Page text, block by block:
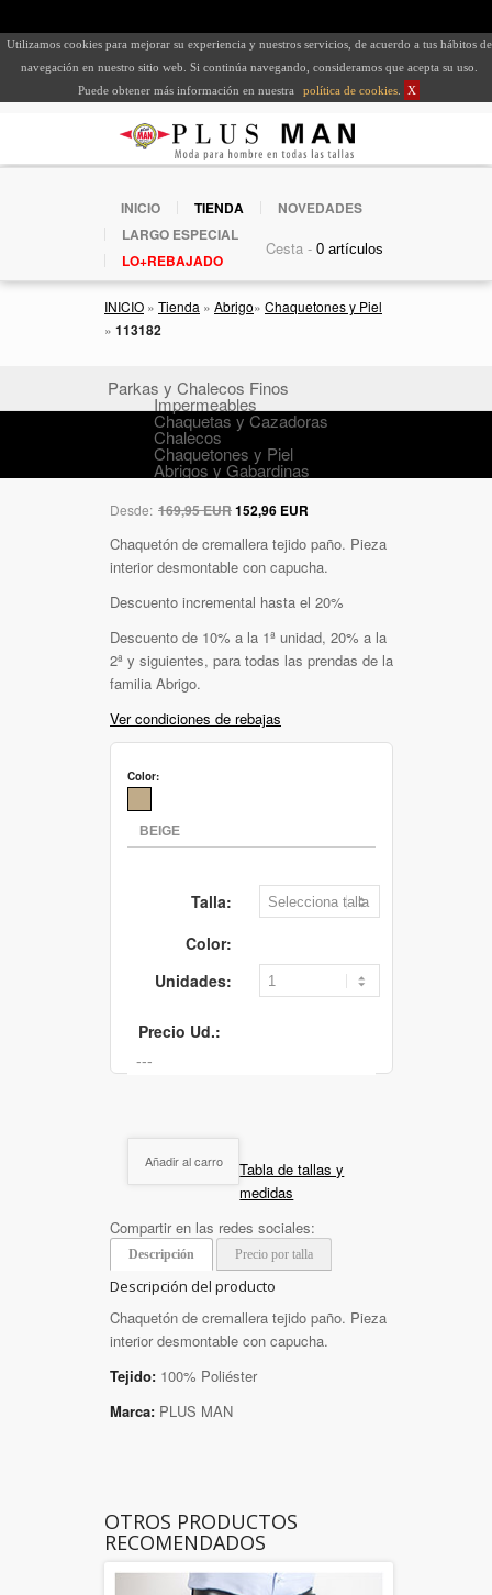
Utilizamos cookies para mejorar su experiencia y nuestros servicios, de acuerdo a tus hábitos de
navegación en nuestro sitio web. Si continúa navegando, consideramos que acepta su uso.
Puede obtener más información en nuestra
política de cookies X
INICIO TIENDA
NOVEDADES
LARGO ESPECIAL
LO+REBAJADO
Cesta -
INICIO » Tienda » Abrigo» Chaquetones y Piel
» 113182
Parkas y Chalecos Finos
Impermeables
Chaquetas y Cazadoras
Chalecos
Chaquetones y Piel
Abrigos y Gabardinas
Desde: 169,95 EUR152,96 EUR
Chaquetón de cremallera tejido paño. Pieza
interior desmontable con capucha.
Descuento incremental hasta el 20%
Descuento de 10% a la 1ª unidad, 20% a la
2ª y siguientes, para todas las prendas de la
familia Abrigo.
Ver condiciones de rebajas
Color:
Talla:
Color:
Unidades:
Precio Ud.:
Añadir al carro
Tabla de tallas y
medidas
Compartir en las redes sociales:
Descripción Precio por talla
Descripción del producto
Chaquetón de cremallera tejido paño. Pieza
interior desmontable con capucha.
Tejido: 100% Poliéster
Marca: PLUS MAN
OTROS PRODUCTOS
RECOMENDADOS